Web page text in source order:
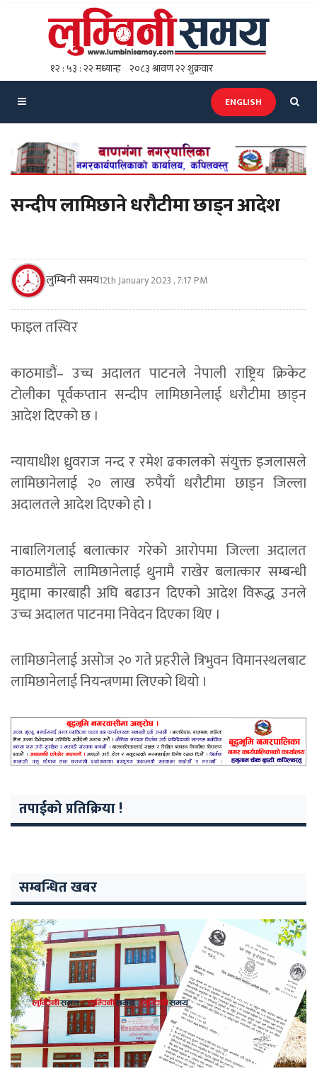
ENGLISH
सन्दीप लामिछाने धरौटीमा छाड्न आदेश
लुम्बिनी समय12th January 2023 , 7:17 PM
फाइल तस्विर
काठमाडौं– उच्च अदालत पाटनले नेपाली राष्ट्रिय क्रिकेट
टोलीका पूर्वकप्तान सन्दीप लामिछानेलाई धरौटीमा छाड्न
आदेश दिएको छ ।
न्यायाधीश ध्रुवराज नन्द र रमेश ढकालको संयुक्त इजलासले
लामिछानेलाई २० लाख रुपैयाँ धरौटीमा छाड्न जिल्ला
अदालतले आदेश दिएको हो ।
नाबालिगलाई बलात्कार गरेको आरोपमा जिल्ला अदालत
काठमाडौंले लामिछानेलाई थुनामै राखेर बलात्कार सम्बन्धी
मुद्दामा कारबाही अघि बढाउन दिएको आदेश विरूद्ध उनले
उच्च अदालत पाटनमा निवेदन दिएका थिए ।
लामिछानेलाई असोज २० गते प्रहरीले त्रिभुवन विमानस्थलबाट
लामिछानेलाई नियन्त्रणमा लिएको थियो ।
तपाईको प्रतिक्रिया !
सम्बन्धित खबर